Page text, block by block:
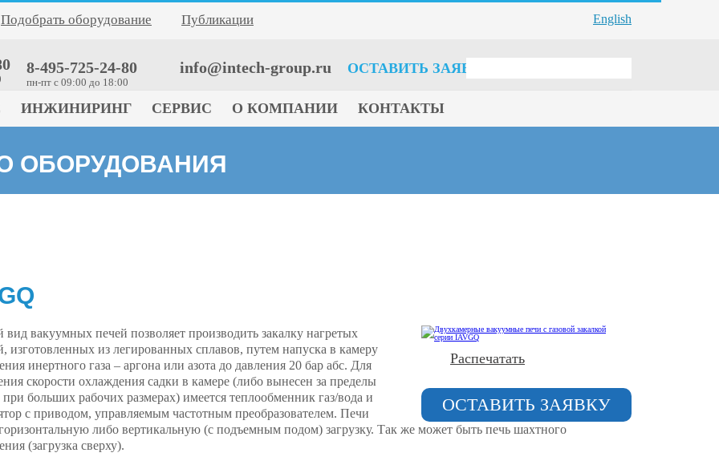
English
Подобрать оборудование Публикации
8-495-725-24-80
пн-пт c 09:00 до 18:00
info@intech-group.ru ОСТАВИТЬ ЗАЯВКУ
ИНЖИНИРИНГ СЕРВИС О КОМПАНИИ КОНТАКТЫ
ОБОРУДОВАНИЯ
Распечатать
ОСТАВИТЬ ЗАЯВКУ
вакуумных печей позволяет производить закалку нагретых
изготовленных из легированных сплавов, путем напуска в камеру
инертного газа – аргона или азота до давления 20 бар абс. Для
скорости охлаждения садки в камере (либо вынесен за пределы
больших рабочих размерах) имеется теплообменник газ/вода и
с приводом, управляемым частотным преобразователем. Печи
либо вертикальную (с подъемным подом) загрузку. Так же может быть печь шахтного
(загрузка сверху).